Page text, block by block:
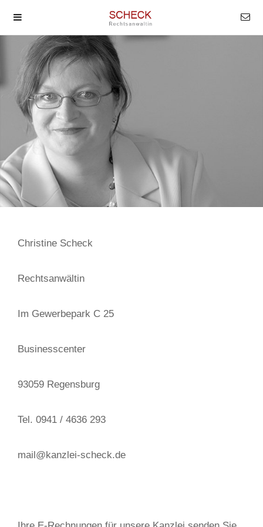
Christine Scheck
Rechtsanwältin
Im Gewerbepark C 25
Businesscenter
93059 Regensburg
Tel. 0941 / 4636 293
mail@kanzlei-scheck.de